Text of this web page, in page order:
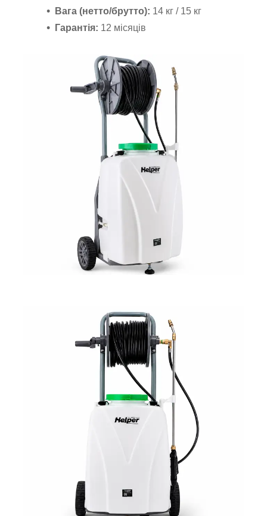
Вага (нетто/брутто): 14 кг / 15 кг
Гарантія: 12 місяців